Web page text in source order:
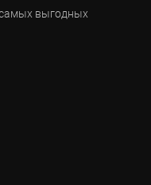
выгодных